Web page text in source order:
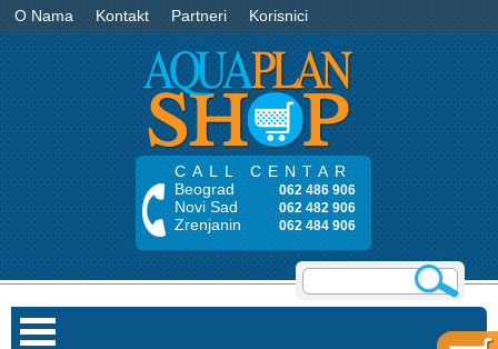
O Nama Kontakt Partneri Korisnici
CALL CENTAR
Beograd
062 486 906
Novi Sad 062 482 906
Zrenjanin 062 484 906